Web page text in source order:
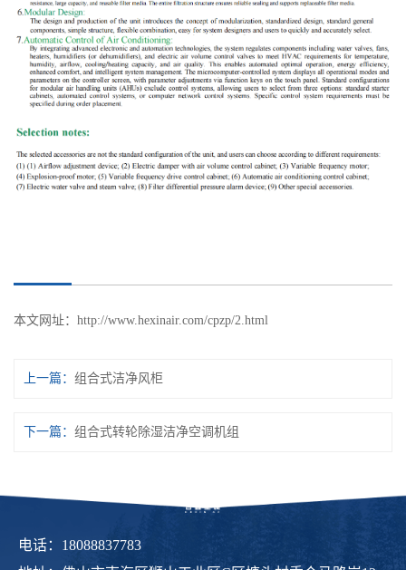
本文网址： http://www.hexinair.com/cpzp/2.html
上一篇： 组合式洁净风柜
下一篇： 组合式转轮除湿洁净空调机组
电话：18088837783